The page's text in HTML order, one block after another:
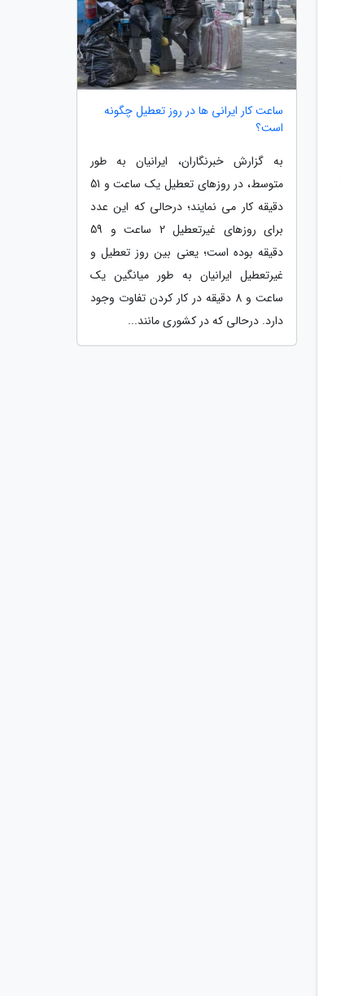
ساعت کار ایرانی ها در روز تعطیل چگونه
است؟
به گزارش خبرنگاران، ایرانیان به طور
متوسط، در روزهای تعطیل یک ساعت و 51
دقیقه کار می نمایند؛ درحالی که این عدد
برای روزهای غیرتعطیل 2 ساعت و 59
دقیقه بوده است؛ یعنی بین روز تعطیل و
غیرتعطیل ایرانیان به طور میانگین یک
ساعت و 8 دقیقه در کار کردن تفاوت وجود
دارد. درحالی که در کشوری مانند...